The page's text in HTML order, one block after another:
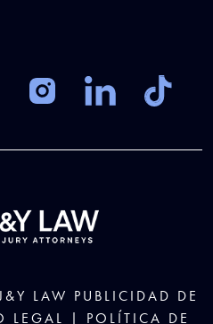
LAW PUBLICIDAD DE
LEGAL | POLÍTICA DE